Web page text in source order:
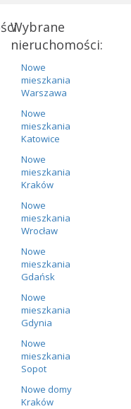
Wybrane
nieruchomości:
Nowe
mieszkania
Warszawa
Nowe
mieszkania
Katowice
Nowe
mieszkania
Kraków
Nowe
mieszkania
Wrocław
Nowe
mieszkania
Gdańsk
Nowe
mieszkania
Gdynia
Nowe
mieszkania
Sopot
Nowe domy
Kraków